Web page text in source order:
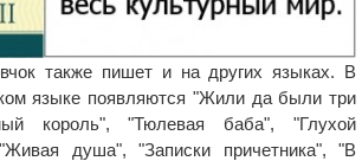
также пишет и на других языках. В
языке появляются "Жили да были три
король", "Тюлевая баба", "Глухой
душа", "Записки причетника", "В